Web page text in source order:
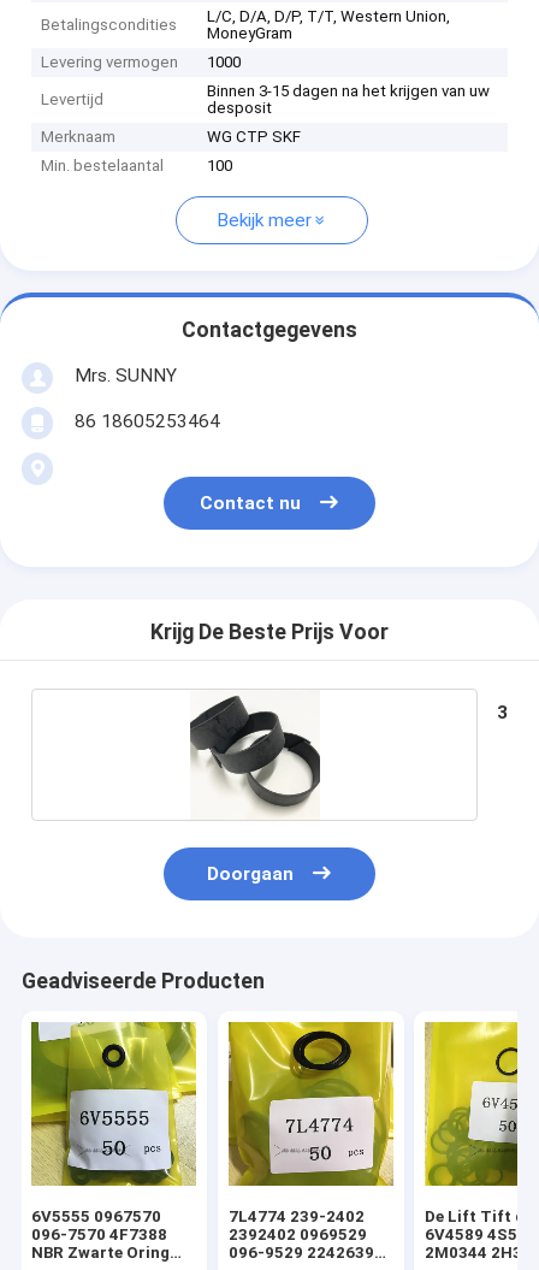
Betalingscondities
L/C, D/A, D/P, T/T, Western Union,
MoneyGram
Levering vermogen
1000
Levertijd
Binnen 3-15 dagen na het krijgen van uw
desposit
Merknaam
WG CTP SKF
Min. bestelaantal
100
Bekijk meer
Contactgegevens
Mrs. SUNNY
86 18605253464
Contact nu
Krijg De Beste Prijs Voor
3
Doorgaan
Geadviseerde Producten
6V5555 0967570
096-7570 4F7388
NBR Zwarte Oring
7L4774 239-2402
2392402 0969529
096-9529 2242639
De Lift Tift die
6V4589
2M0344